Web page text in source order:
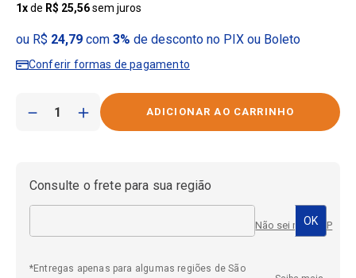
1xde R$ 25,56sem juros
ou R$ 24,79com 3% de desconto no PIX ou Boleto
Conferir formas de pagamento
＋
－
Consulte o frete para sua região
Não sei meu CEP
*Entregas apenas para algumas regiões de São